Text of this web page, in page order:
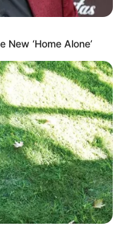
‘Home Alone’